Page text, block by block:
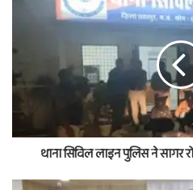
थाना सिविल लाइन पुलिस ने